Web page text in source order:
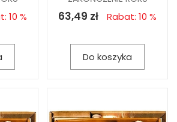
10 % 63,49 zł Rabat: 10 %
Do koszyka